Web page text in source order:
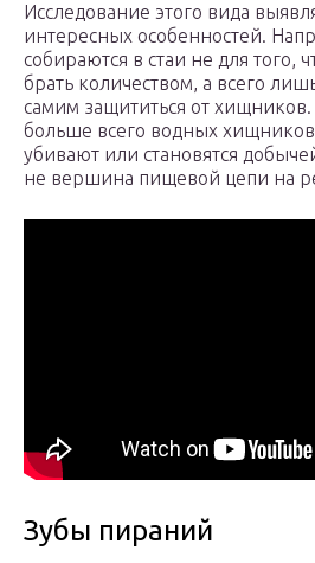
Исследование этого вида
интересных особенностей.
собираются в стаи не для того,
брать количеством, а всего
самим защититься от
больше всего водных хищников
убивают или становятся
не вершина пищевой цепи на
Зубы пираний